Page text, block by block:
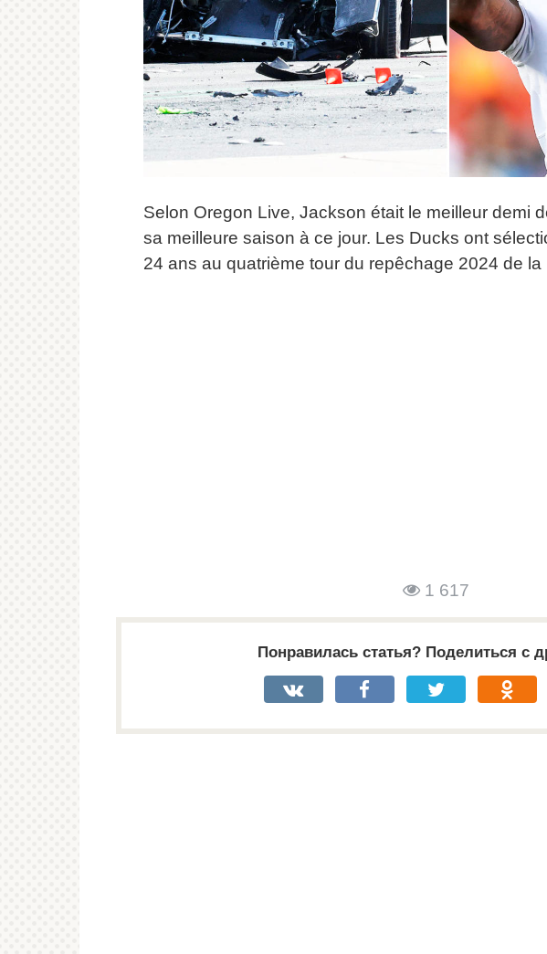
Selon Oregon Live, Jackson était le meilleur demi
sa meilleure saison à ce jour. Les Ducks ont
24 ans au quatrième tour du repêchage 2024 de la
1 617
Понравилась статья? Поделиться с